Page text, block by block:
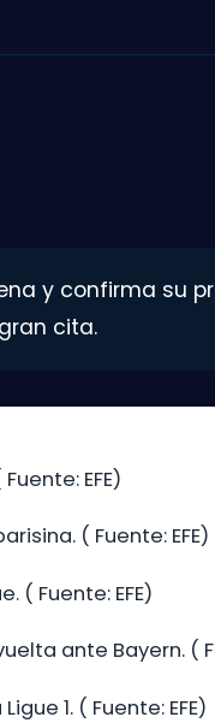
y confirma su
cita.
EFE)
( Fuente: EFE)
( Fuente: EFE)
ante Bayern. (
1. ( Fuente: EFE)